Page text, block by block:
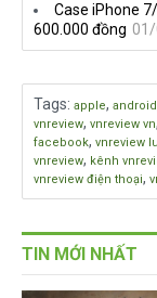
Case iPhone
600.000 đồng
Tags: apple, android
vnreview, vnreview vn,
facebook, vnreview
vnreview, kênh
vnreview điện thoại,
TIN MỚI NHẤT